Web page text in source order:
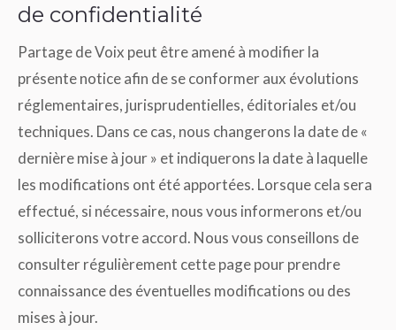
de confidentialité
Partage de Voix peut être amené à modifier la
présente notice afin de se conformer aux évolutions
réglementaires, jurisprudentielles, éditoriales et/ou
techniques. Dans ce cas, nous changerons la date de «
dernière mise à jour » et indiquerons la date à laquelle
les modifications ont été apportées. Lorsque cela sera
effectué, si nécessaire, nous vous informerons et/ou
solliciterons votre accord. Nous vous conseillons de
consulter régulièrement cette page pour prendre
connaissance des éventuelles modifications ou des
mises à jour.